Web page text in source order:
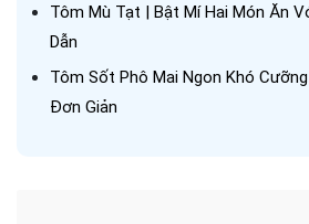
Tôm Mù Tạt | Bật Mí Hai Món Ăn
Dẫn
Tôm Sốt Phô Mai Ngon Khó
Đơn Giản